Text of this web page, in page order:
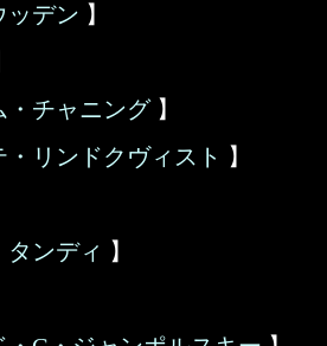
ッデン 】
・チャニング】
・リンドクヴィスト 】
タンディ 】